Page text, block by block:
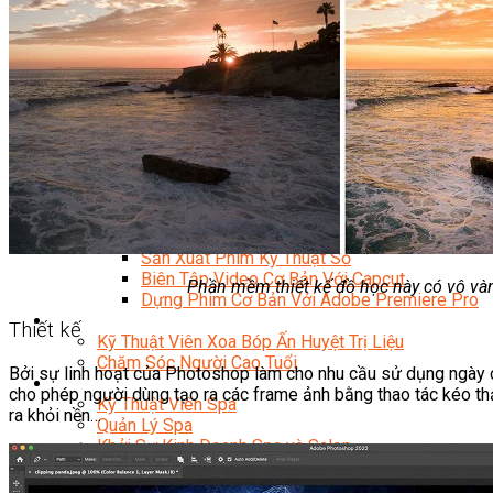
Content Marketing Đa Kênh
Digital Marketing Foundation
Bán Hàng Đa Kênh
Adobe Photoshop – Illustrator
Marketing Online Ngành F&B
Marketing Online Ngành Chăm Sóc Sắc Đẹp
Chuyên Đề Digital Marketing
Media Production
Chuyên Viên Tổ Chức Sự Kiện
Truyền Thông Đa Phương Tiện
Media Production
Nhiếp Ảnh Thương Mại
Sản Xuất Phim Kỹ Thuật Số
Biên Tập Video Cơ Bản Với Capcut
Dựng Phim Cơ Bản Với Adobe Premiere Pro
Sức Khỏe
Kỹ Thuật Viên Xoa Bóp Ấn Huyệt Trị Liệu
Chăm Sóc Người Cao Tuổi
Sắc Đẹp
Kỹ Thuật Viên Spa
Quản Lý Spa
Khởi Sự Kinh Doanh Spa và Salon
Kinh Doanh Chuỗi và Nhượng Quyền Spa, Salon
Chăm Sóc Và Điều Trị Da
Phần mềm thiết kế đồ học này có vô
Thiết kế
Bởi sự linh hoạt của Photoshop làm cho nhu cầu sử dụng
cho phép người dùng tạo ra các frame ảnh bằng thao tác kéo
ra khỏi nền…